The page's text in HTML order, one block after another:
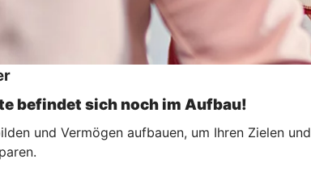
befindet sich noch im Aufbau!
und Vermögen aufbauen, um Ihren Zielen